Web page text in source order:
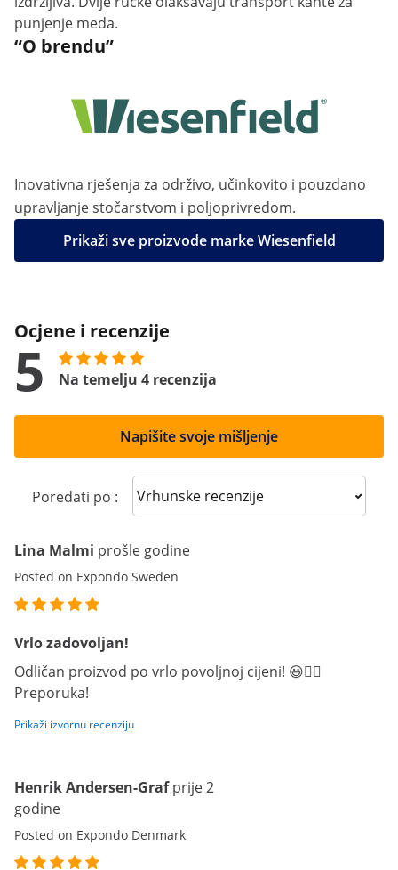
punjenje meda.
“O brendu”
Inovativna rješenja za održivo, učinkovito i pouzdano
upravljanje stočarstvom i poljoprivredom.
Prikaži sve proizvode marke Wiesenfield
Ocjene i recenzije
5 Na temelju 4 recenzija
Napišite svoje mišljenje
Poredati po : Sort reviews
Lina Malmi prošle godine
Posted on Expondo Sweden
Vrlo zadovoljan!
Odličan proizvod po vrlo povoljnoj cijeni! 😃👍🏻
Preporuka!
Prikaži izvornu recenziju
Henrik Andersen-Graf prije 2
godine
Posted on Expondo Denmark